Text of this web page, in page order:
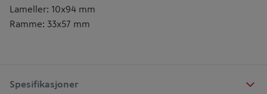
Lameller: 10x94 mm
Ramme: 33x57 mm
Spesifikasjoner